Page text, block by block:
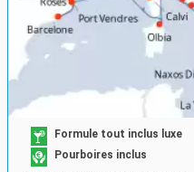
Formule tout inclus luxe
Pourboires inclus